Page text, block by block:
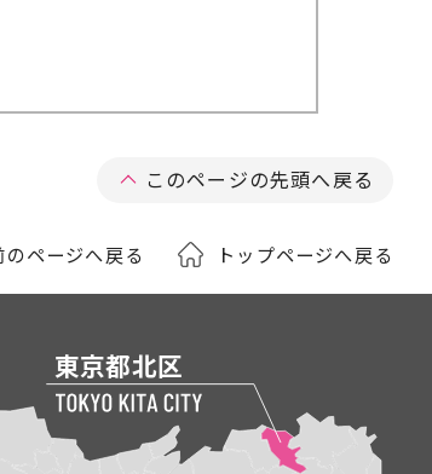
このページの先頭へ戻る
のページへ戻る トップページへ戻る